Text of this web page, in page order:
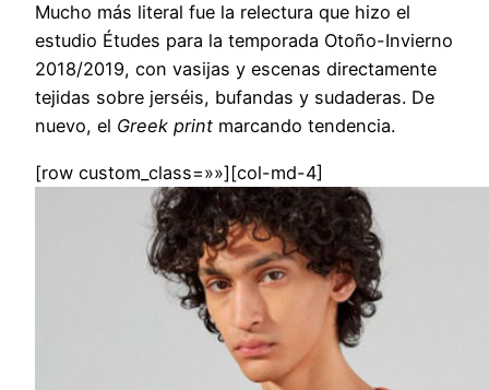
Mucho más literal fue la relectura que hizo el
estudio Études para la temporada Otoño-Invierno
2018/2019, con vasijas y escenas directamente
tejidas sobre jerséis, bufandas y sudaderas. De
nuevo, el Greek print marcando tendencia.
[row custom_class=»»][col-md-4]